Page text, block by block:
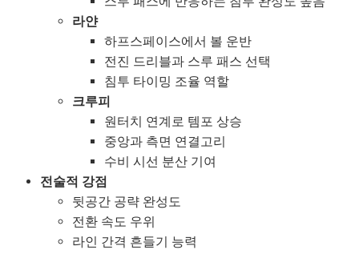
라얀
하프스페이스에서 볼 운반
전진 드리블과 스루 패스 선택
침투 타이밍 조율 역할
크루피
원터치 연계로 템포 상승
중앙과 측면 연결고리
수비 시선 분산 기여
전술적 강점
뒷공간 공략 완성도
전환 속도 우위
라인 간격 흔들기 능력